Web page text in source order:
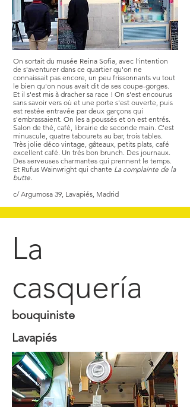
On sortait du musée Reina Sofia, avec l'intention
de s'aventurer dans ce quartier qu'on ne
connaissait pas encore, un peu frissonnants vu tout
le bien qu'on nous avait dit de ses coupe-gorges.
Et il s'est mis à dracher sa race ! On s'est encourus
sans savoir vers où et une porte s'est ouverte, puis
est restée entravée par deux garçons qui
s'embrassaient. On les a poussés et on est entrés.
Salon de thé, café, librairie de seconde main. C'est
minuscule, quatre tabourets au bar, trois tables.
Très jolie déco vintage, gâteaux, petits plats, café
excellent café. Un trés bon brunch. Des journaux.
Des serveuses charmantes qui prennent le temps.
Et Rufus Wainwright qui chante La complainte de la
butte.
c/ Argumosa 39, Lavapiés, Madrid
La
casquería
bouquiniste
Lavapiés